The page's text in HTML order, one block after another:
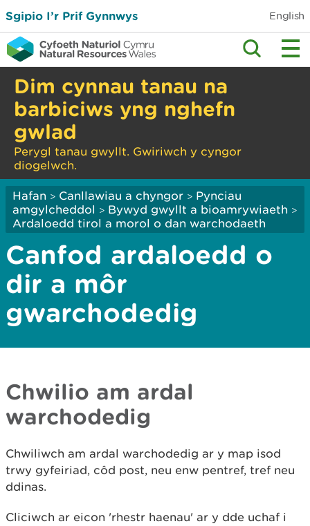
Sgipio I’r Prif Gynnwys English
Dim cynnau tanau na
barbiciws yng nghefn
gwlad
Perygl tanau gwyllt. Gwiriwch y cyngor
diogelwch.
Hafan > Canllawiau a chyngor > Pynciau
amgylcheddol > Bywyd gwyllt a bioamrywiaeth >
Ardaloedd tirol a morol o dan warchodaeth
Canfod ardaloedd o
dir a môr
gwarchodedig
Chwilio am ardal
warchodedig
​Chwiliwch am ardal warchodedig ar y map isod
trwy gyfeiriad, côd post, neu enw pentref, tref neu
ddinas.
Cliciwch ar eicon 'rhestr haenau' ar y dde uchaf i